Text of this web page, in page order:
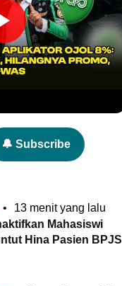
🔔 Subscribe
•
13 menit yang lalu
Mahasiswi
Hina Pasien BPJS